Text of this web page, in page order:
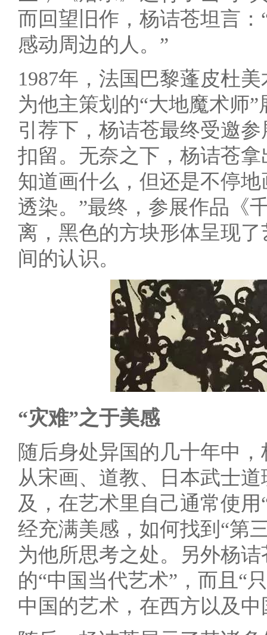
而回望旧作，杨诘苍坦言
感动周边的人。”
1987年，法国巴黎蓬皮杜
为他主策划的“大地魔术师
引荐下，杨诘苍最终受邀
扣留。无奈之下，杨诘苍
知道画什么，但还是不停
透染。”最终，参展作品《
离，黑色的方块形体呈现
间的认识。
“灾难”之于美感
随后身处异国的几十年中
从宋画、道教、日本武士
及，在艺术里自己通常使
经充满美感，如何找到“第
为他所思考之处。另外杨
的“中国当代艺术”，而且“
中国的艺术，在西方以及